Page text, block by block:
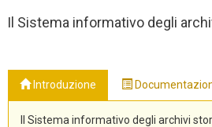
Il Sistema informativo degli
Introduzione
Il Sistema informativo degli archivi